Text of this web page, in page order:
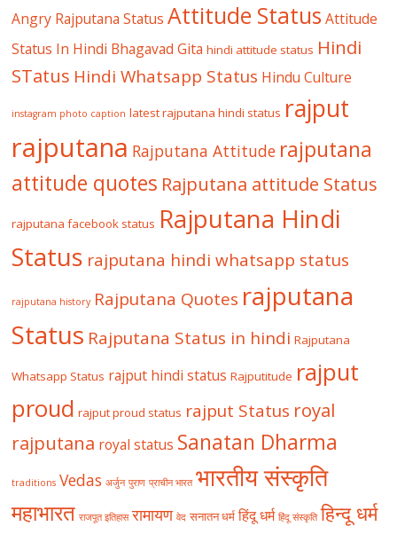
Angry Rajputana Status Attitude Status Attitude
Status In Hindi Bhagavad Gita hindi attitude status Hindi
STatus Hindi Whatsapp Status Hindu Culture
instagram photo caption latest rajputana hindi status rajput
rajputana Rajputana Attitude rajputana
attitude quotes Rajputana attitude Status
rajputana facebook status Rajputana Hindi
Status rajputana hindi whatsapp status
rajputana history Rajputana Quotes rajputana
Status Rajputana Status in hindi Rajputana
Whatsapp Status rajput hindi status Rajputitude rajput
proud rajput proud status rajput Status royal
rajputana royal status Sanatan Dharma
traditions Vedas अर्जुन पुराण प्राचीन भारत भारतीय संस्कृति
महाभारत राजपूत इतिहास रामायण वेद सनातन धर्म हिंदू धर्म हिंदू संस्कृति हिन्दू धर्म